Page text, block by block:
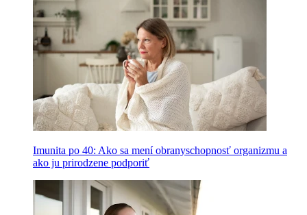
Imunita po 40: Ako sa mení obranyschopnosť organizmu a
ako ju prirodzene podporiť